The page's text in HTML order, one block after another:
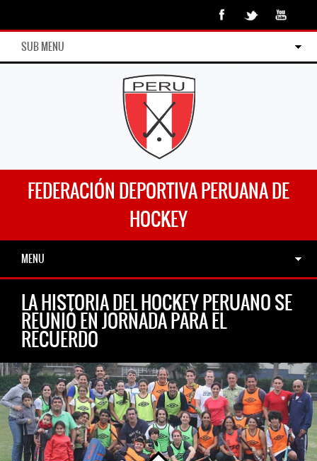
SUB MENU
FEDERACIÓN DEPORTIVA PERUANA DE
HOCKEY
MENU
LA HISTORIA DEL HOCKEY PERUANO SE
REUNIÓ EN JORNADA PARA EL
RECUERDO